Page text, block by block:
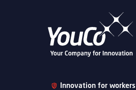
Innovation for workers